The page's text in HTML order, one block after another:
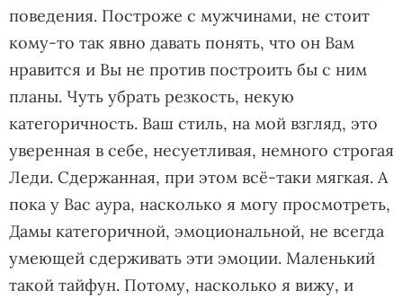
поведения. Построже с мужчинами, не стоит
кому-то так явно давать понять, что он Вам
нравится и Вы не против построить бы с ним
планы. Чуть убрать резкость, некую
категоричность. Ваш стиль, на мой взгляд, это
уверенная в себе, несуетливая, немного строгая
Леди. Сдержанная, при этом всё-таки мягкая. А
пока у Вас аура, насколько я могу просмотреть,
Дамы категоричной, эмоциональной, не всегда
умеющей сдерживать эти эмоции. Маленький
такой тайфун. Потому, насколько я вижу, и